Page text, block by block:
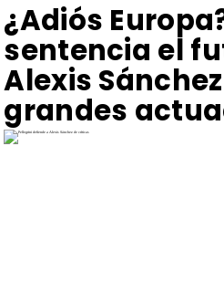
¿Adiós
sentencia el
Alexis
grandes